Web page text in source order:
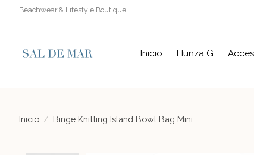
Beachwear & Lifestyle Boutique
Inicio Hunza G
Inicio / Binge Knitting Island Bowl Bag Mini